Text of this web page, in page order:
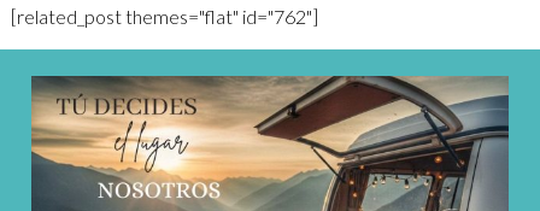
[related_post themes="flat" id="762"]